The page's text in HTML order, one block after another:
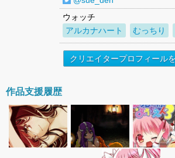
ウォッチ
アルカナハート
むっちり
クリエイタープロフィール
作品支援履歴